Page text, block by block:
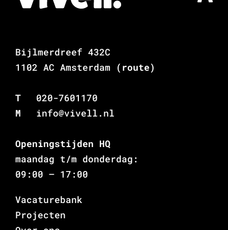
Bijlmerdreef 432C
1102 AC Amsterdam
(route)
T
020-7601170
M
info@vivell.nl
Openingstijden HQ
maandag t/m donderdag:
09:00 – 17:00
Vacaturebank
Projecten